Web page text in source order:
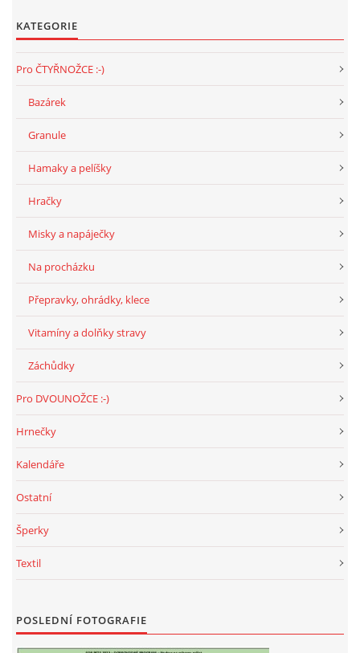
KATEGORIE
Pro ČTYŘNOŽCE :-)
Bazárek
Granule
Hamaky a pelíšky
Hračky
Misky a napáječky
Na procházku
Přepravky, ohrádky, klece
Vitamíny a dolňky stravy
Záchůdky
Pro DVOUNOŽCE :-)
Hrnečky
Kalendáře
Ostatní
Šperky
Textil
POSLEDNÍ FOTOGRAFIE